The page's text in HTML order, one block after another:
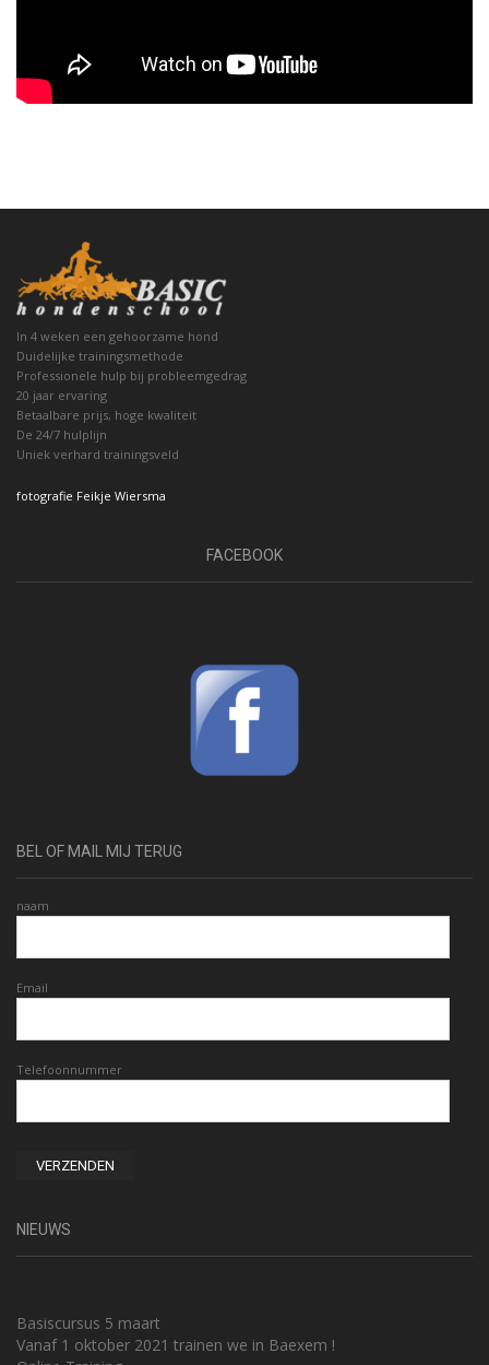
In 4 weken een gehoorzame hond
Duidelijke trainingsmethode
Professionele hulp bij probleemgedrag
20 jaar ervaring
Betaalbare prijs, hoge kwaliteit
De 24/7 hulplijn
Uniek verhard trainingsveld
fotografie Feikje Wiersma
FACEBOOK
BEL OF MAIL MIJ TERUG
naam
Email
Telefoonnummer
NIEUWS
Basiscursus 5 maart
Vanaf 1 oktober 2021 trainen we in Baexem !